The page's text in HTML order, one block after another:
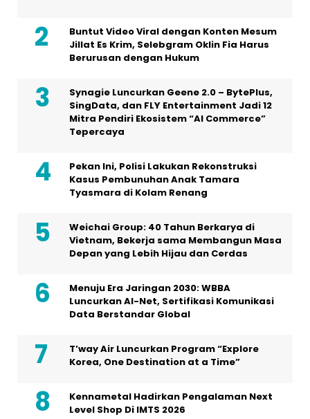
Buntut Video Viral dengan Konten Mesum
Jillat Es Krim, Selebgram Oklin Fia Harus
Berurusan dengan Hukum
Synagie Luncurkan Geene 2.0 – BytePlus,
SingData, dan FLY Entertainment Jadi 12
Mitra Pendiri Ekosistem “AI Commerce”
Tepercaya
Pekan Ini, Polisi Lakukan Rekonstruksi
Kasus Pembunuhan Anak Tamara
Tyasmara di Kolam Renang
Weichai Group: 40 Tahun Berkarya di
Vietnam, Bekerja sama Membangun Masa
Depan yang Lebih Hijau dan Cerdas
Menuju Era Jaringan 2030: WBBA
Luncurkan AI-Net, Sertifikasi Komunikasi
Data Berstandar Global
T’way Air Luncurkan Program “Explore
Korea, One Destination at a Time”
Kennametal Hadirkan Pengalaman Next
Level Shop Di IMTS 2026